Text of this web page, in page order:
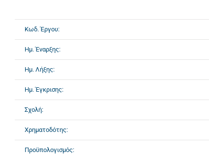
Κωδ. Έργου:
Ημ. Έναρξης:
Ημ. Λήξης:
Ημ. Έγκρισης:
Σχολή:
Χρηματοδότης:
Προϋπολογισμός: